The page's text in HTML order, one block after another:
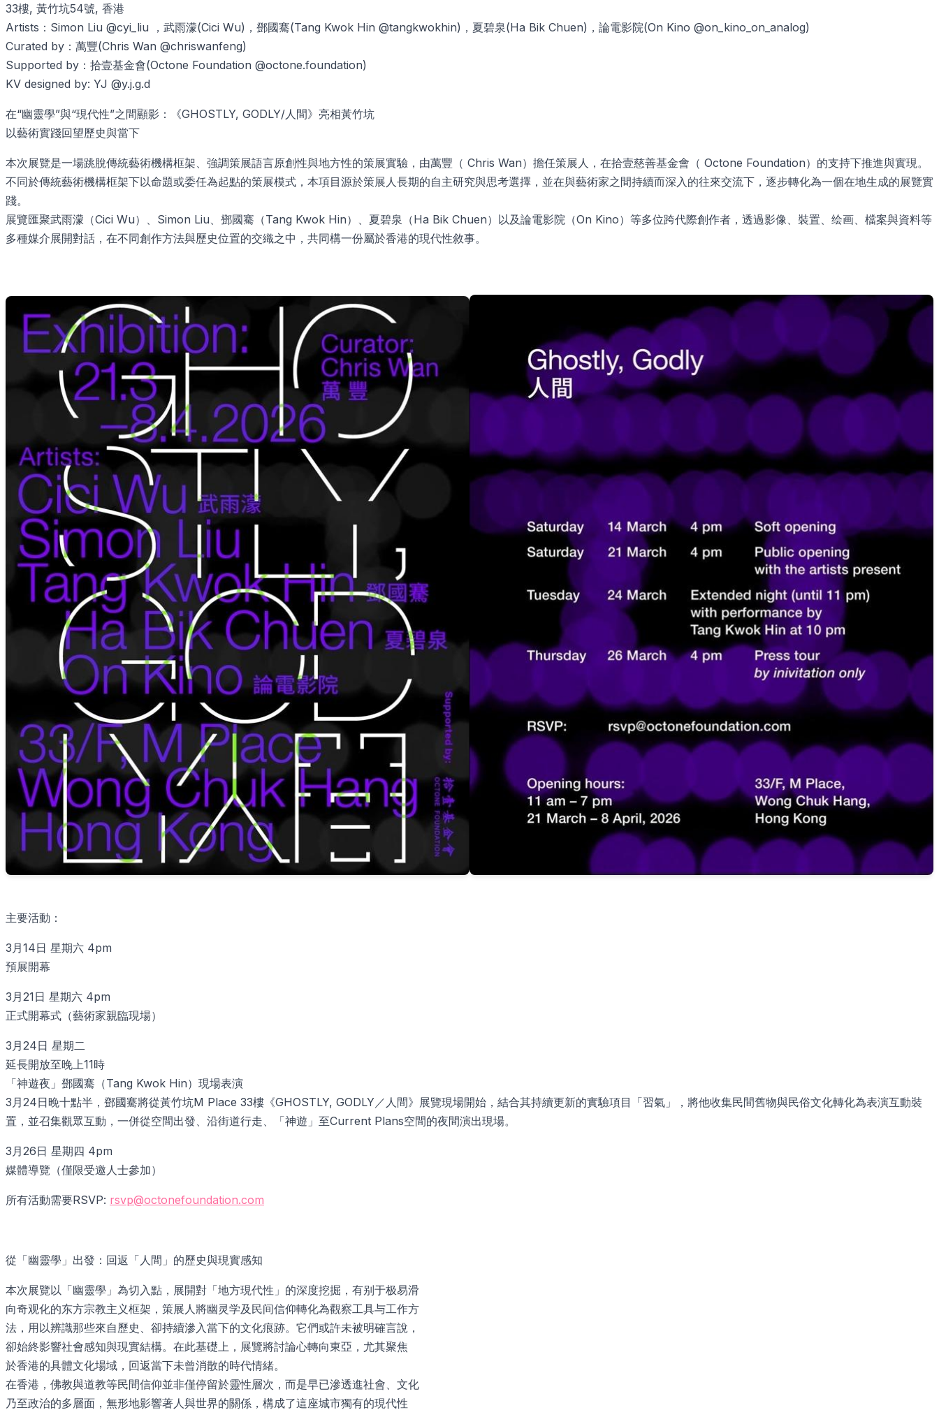
33樓, 黃竹坑54號, 香港
Artists：Simon Liu @cyi_liu ，武雨濛(Cici Wu)，鄧國騫(Tang Kwok Hin @tangkwokhin)，夏碧泉(Ha Bik Chuen)，論電影院(On Kino @on_kino_on_analog)
Curated by：萬豐(Chris Wan @chriswanfeng)
Supported by：拾壹基金會(Octone Foundation @octone.foundation)
KV designed by: YJ @y.j.g.d
在“幽靈學”與“現代性”之間顯影：《GHOSTLY, GODLY/人間》亮相黃竹坑
以藝術實踐回望歷史與當下
本次展覽是一場跳脫傳統藝術機構框架、強調策展語言原創性與地方性的策展實驗，由萬豐（ Chris Wan）擔任策展人，在拾壹慈善基金會（ Octone Foundation）的支持下推進與實現。
不同於傳統藝術機構框架下以命題或委任為起點的策展模式，本項目源於策展人長期的自主研究與思考選擇，並在與藝術家之間持續而深入的往來交流下，逐步轉化為一個在地生成的展覽實
踐。
展覽匯聚武雨濛（Cici Wu）、Simon Liu、鄧國騫（Tang Kwok Hin）、夏碧泉（Ha Bik Chuen）以及論電影院（On Kino）等多位跨代際創作者，透過影像、裝置、绘画、檔案與資料等
多種媒介展開對話，在不同創作方法與歷史位置的交織之中，共同構一份屬於香港的現代性敘事。
主要活動：
3月14日 星期六 4pm
預展開幕
3月21日 星期六 4pm
正式開幕式（藝術家親臨現場）
3月24日 星期二
延長開放至晚上11時
「神遊夜」鄧國騫（Tang Kwok Hin）現場表演
3月24日晚十點半，鄧國騫將從黃竹坑M Place 33樓《GHOSTLY, GODLY／人間》展覽現場開始，結合其持續更新的實驗項目「習氣」，將他收集民間舊物與民俗文化轉化為表演互動裝
置，並召集觀眾互動，一併從空間出發、沿街道行走、「神遊」至Current Plans空間的夜間演出現場。
3月26日 星期四 4pm
媒體導覽（僅限受邀人士參加）
所有活動需要RSVP: rsvp@octonefoundation.com
從「幽靈學」出發：回返「人間」的歷史與現實感知
本次展覽以「幽靈學」為切入點，展開對「地方現代性」的深度挖掘，有别于极易滑
向奇观化的东方宗教主义框架，策展人將幽灵学及民间信仰轉化為觀察工具与工作方
法，用以辨識那些來自歷史、卻持續滲入當下的文化痕跡。它們或許未被明確言說，
卻始終影響社會感知與現實結構。在此基礎上，展覽將討論心轉向東亞，尤其聚焦
於香港的具體文化場域，回返當下未曾消散的時代情緒。
在香港，佛教與道教等民間信仰並非僅停留於靈性層次，而是早已滲透進社會、文化
乃至政治的多層面，無形地影響著人與世界的關係，構成了這座城市獨有的現代性